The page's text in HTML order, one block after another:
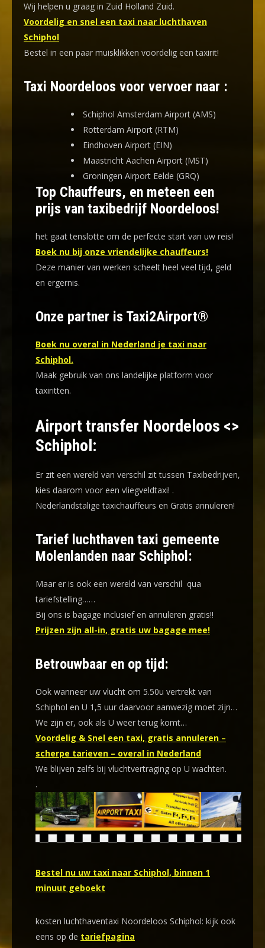
Wij helpen u graag in Zuid Holland Zuid.
Voordelig en snel een taxi naar luchthaven
Schiphol
Bestel in een paar muisklikken voordelig een taxirit!
Taxi Noordeloos voor vervoer naar :
Schiphol Amsterdam Airport (AMS)
Rotterdam Airport (RTM)
Eindhoven Airport (EIN)
Maastricht Aachen Airport (MST)
Groningen Airport Eelde (GRQ)
Top Chauffeurs, en meteen een
prijs van taxibedrijf Noordeloos!
het gaat tenslotte om de perfecte start van uw reis!
Boek nu bij onze vriendelijke chauffeurs!
Deze manier van werken scheelt heel veel tijd, geld
en ergernis.
Onze partner is Taxi2Airport®
Boek nu overal in Nederland je taxi naar
Schiphol.
Maak gebruik van ons landelijke platform voor
taxiritten.
Airport transfer Noordeloos <>
Schiphol:
Er zit een wereld van verschil zit tussen Taxibedrijven,
kies daarom voor een vliegveldtaxi! .
Nederlandstalige taxichauffeurs en Gratis annuleren!
Tarief luchthaven taxi gemeente
Molenlanden naar Schiphol:
Maar er is ook een wereld van verschil qua
tariefstelling……
Bij ons is bagage inclusief en annuleren gratis!!
Prijzen zijn all-in, gratis uw bagage mee!
Betrouwbaar en op tijd:
Ook wanneer uw vlucht om 5.50u vertrekt van
Schiphol en U 1,5 uur daarvoor aanwezig moet zijn…
We zijn er, ook als U weer terug komt…
Voordelig & Snel een taxi, gratis annuleren –
scherpe tarieven – overal in Nederland
We blijven zelfs bij vluchtvertraging op U wachten.
.
Bestel nu uw taxi naar Schiphol, binnen 1
minuut geboekt
kosten luchthaventaxi Noordeloos Schiphol: kijk ook
eens op de tariefpagina